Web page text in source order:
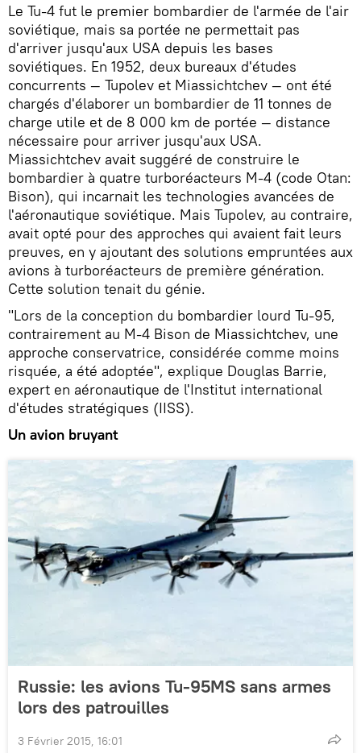
Le Tu-4 fut le premier bombardier de l'armée de l'air
soviétique, mais sa portée ne permettait pas
d'arriver jusqu'aux USA depuis les bases
soviétiques. En 1952, deux bureaux d'études
concurrents — Tupolev et Miassichtchev — ont été
chargés d'élaborer un bombardier de 11 tonnes de
charge utile et de 8 000 km de portée — distance
nécessaire pour arriver jusqu'aux USA.
Miassichtchev avait suggéré de construire le
bombardier à quatre turboréacteurs M-4 (code Otan:
Bison), qui incarnait les technologies avancées de
l'aéronautique soviétique. Mais Tupolev, au contraire,
avait opté pour des approches qui avaient fait leurs
preuves, en y ajoutant des solutions empruntées aux
avions à turboréacteurs de première génération.
Cette solution tenait du génie.
"Lors de la conception du bombardier lourd Tu-95,
contrairement au M-4 Bison de Miassichtchev, une
approche conservatrice, considérée comme moins
risquée, a été adoptée", explique Douglas Barrie,
expert en aéronautique de l'Institut international
d'études stratégiques (IISS).
Un avion bruyant
Russie: les avions Tu-95MS sans armes
lors des patrouilles
3 Février 2015, 16:01